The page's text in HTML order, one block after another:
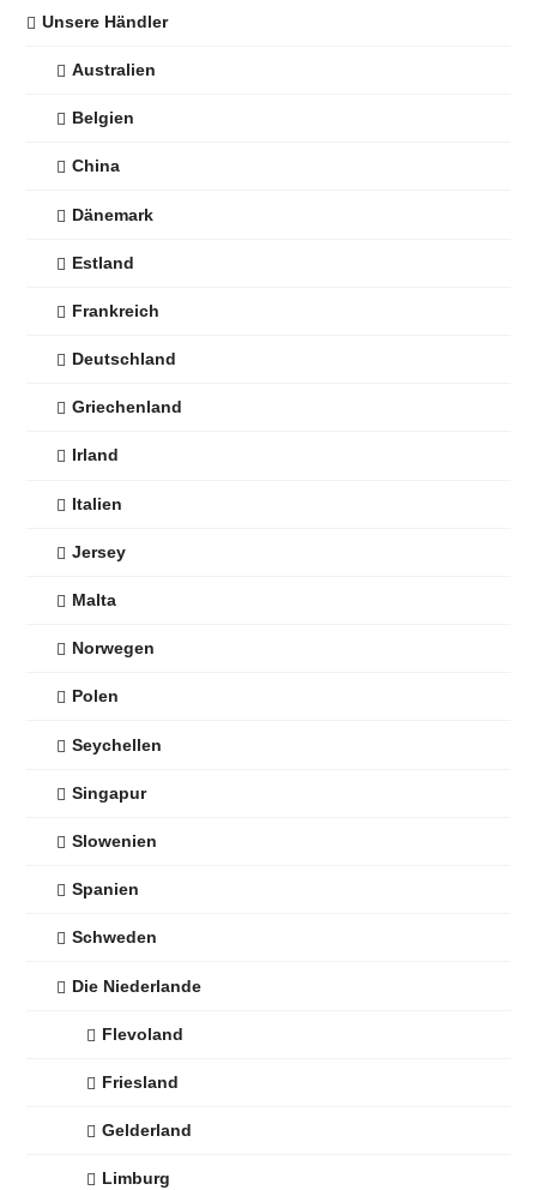
Unsere Händler
Australien
Belgien
China
Dänemark
Estland
Frankreich
Deutschland
Griechenland
Irland
Italien
Jersey
Malta
Norwegen
Polen
Seychellen
Singapur
Slowenien
Spanien
Schweden
Die Niederlande
Flevoland
Friesland
Gelderland
Limburg